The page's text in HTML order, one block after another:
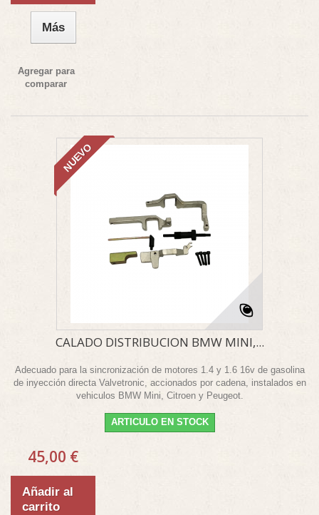
Más
Agregar para
comparar
NUEVO
CALADO DISTRIBUCION BMW MINI,...
Adecuado para la sincronización de motores 1.4 y 1.6 16v de gasolina
de inyección directa Valvetronic, accionados por cadena, instalados en
vehiculos BMW Mini, Citroen y Peugeot.
ARTICULO EN STOCK
45,00 €
Añadir al
carrito